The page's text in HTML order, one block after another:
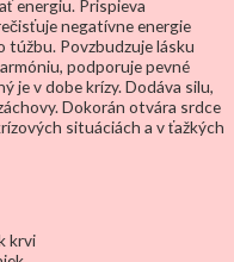
energiu. Prispieva
negatívne energie
túžbu. Povzbudzuje lásku
podporuje pevné
je v dobe krízy. Dodáva silu,
Dokorán otvára srdce
situáciách a v ťažkých
krvi